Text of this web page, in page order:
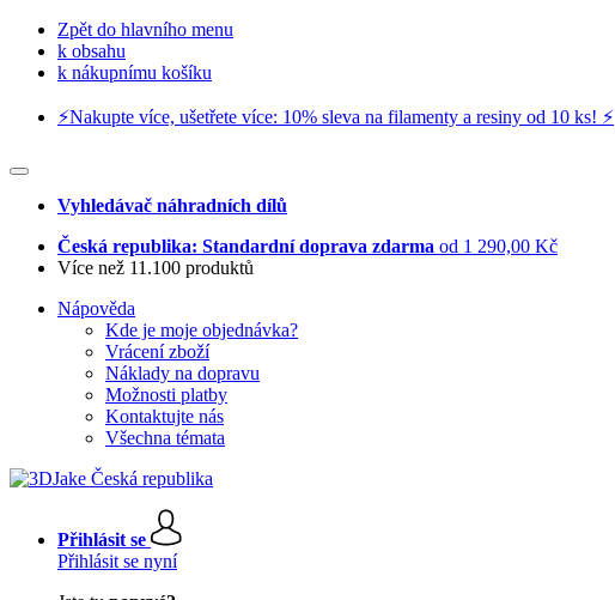
Zpět do hlavního menu
k obsahu
k nákupnímu košíku
⚡️Nakupte více, ušetřete více: 10% sleva na filamenty a resiny od 10 ks! ⚡️
Vyhledávač náhradních dílů
Česká republika: Standardní doprava zdarma od 1 290,00 Kč
Více než 11.100 produktů
Nápověda
Kde je moje objednávka?
Vrácení zboží
Náklady na dopravu
Možnosti platby
Kontaktujte nás
Všechna témata
Přihlásit se
Přihlásit se nyní